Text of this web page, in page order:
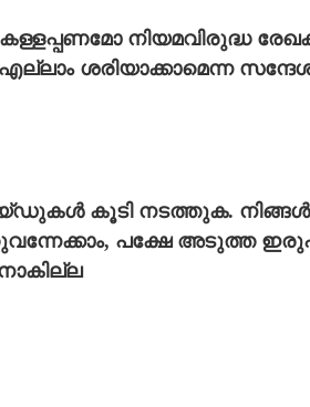
നിയമവിരുദ്ധ
എല്ലാം ശരിയാക്കാമെന്ന
കൂടി നടത്തുക.
പക്ഷേ അടുത്ത